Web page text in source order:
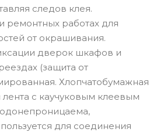
следов клея.
ремонтных работах для
от окрашивания.
дверок шкафов и
(защита от
Хлопчатобумажная
с каучуковым клеевым
для соединения